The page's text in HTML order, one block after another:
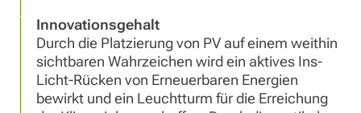
Innovationsgehalt
Durch die Platzierung von PV auf einem weithin
sichtbaren Wahrzeichen wird ein aktives Ins-
Licht-Rücken von Erneuerbaren Energien
bewirkt und ein Leuchtturm für die Erreichung